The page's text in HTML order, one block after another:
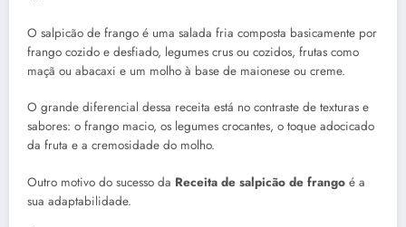
O salpicão de frango é uma salada fria composta basicamente por
frango cozido e desfiado, legumes crus ou cozidos, frutas como
maçã ou abacaxi e um molho à base de maionese ou creme.
O grande diferencial dessa receita está no contraste de texturas e
sabores: o frango macio, os legumes crocantes, o toque adocicado
da fruta e a cremosidade do molho.
Outro motivo do sucesso da Receita de salpicão de frango é a
sua adaptabilidade.